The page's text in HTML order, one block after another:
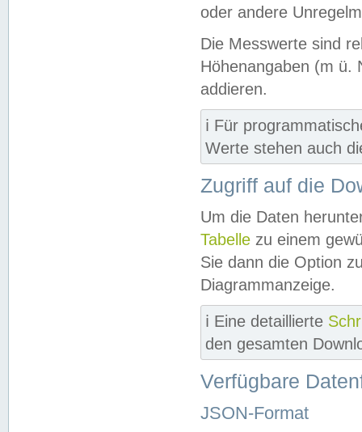
oder andere
Die Messwerte sind
Höhenangaben (m ü.
addieren.
ℹ️ Für
Werte stehen auch
Zugriff auf die
Um die Daten
Tabelle zu einem
Sie dann die Option
Diagrammanzeige.
ℹ️ Eine detaillierte
den gesamten
Verfügbare
JSON-Format